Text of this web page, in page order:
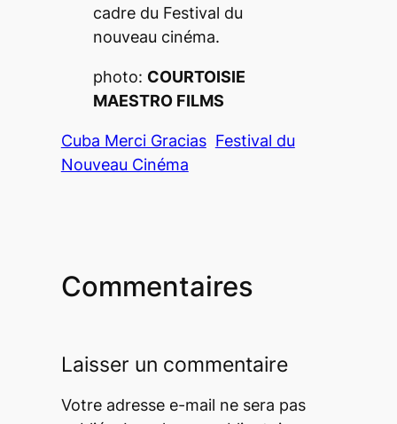
cadre du Festival du
nouveau cinéma.
photo: COURTOISIE
MAESTRO FILMS
Cuba Merci Gracias Festival du
Nouveau Cinéma
Commentaires
Laisser un commentaire
Votre adresse e-mail ne sera pas